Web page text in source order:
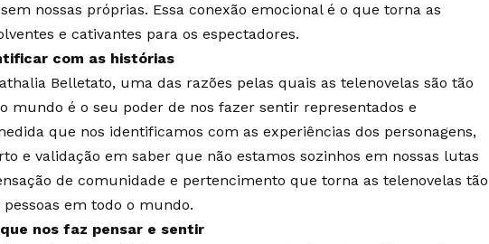
nossas próprias. Essa conexão emocional é o que torna as
e cativantes para os espectadores.
com as histórias
Belletato, uma das razões pelas quais as telenovelas são tão
mundo é o seu poder de nos fazer sentir representados e
que nos identificamos com as experiências dos personagens,
e validação em saber que não estamos sozinhos em nossas lutas
de comunidade e pertencimento que torna as telenovelas tão
em todo o mundo.
nos faz pensar e sentir